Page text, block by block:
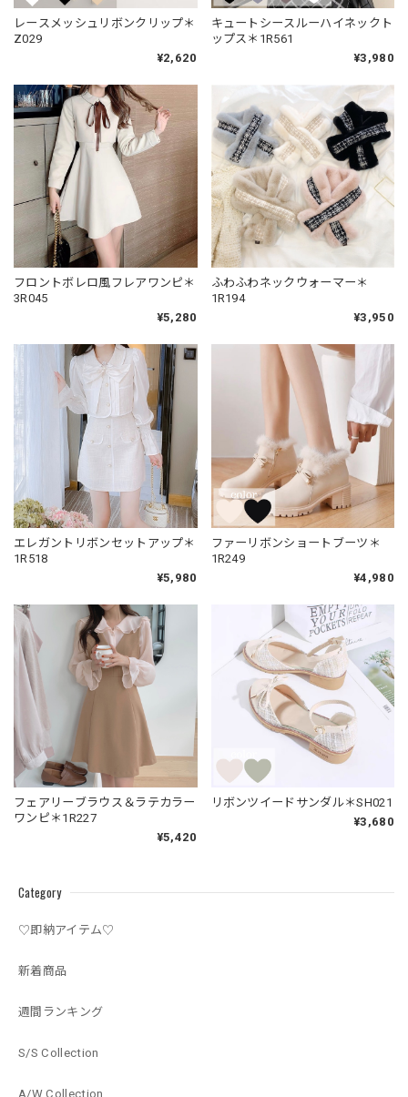
Category
♡即納アイテム♡
新着商品
週間ランキング
S/S Collection
A/W Collection
レースメッシュリボンクリップ＊
Z029
¥2,620
キュートシースルーハイネックト
ップス＊1R561
¥3,980
フロントボレロ風フレアワンピ＊
3R045
¥5,280
ふわふわネックウォーマー＊
1R194
¥3,950
エレガントリボンセットアップ＊
1R518
¥5,980
ファーリボンショートブーツ＊
1R249
¥4,980
フェアリーブラウス＆ラテカラー
ワンピ＊1R227
¥5,420
リボンツイードサンダル＊SH021
¥3,680